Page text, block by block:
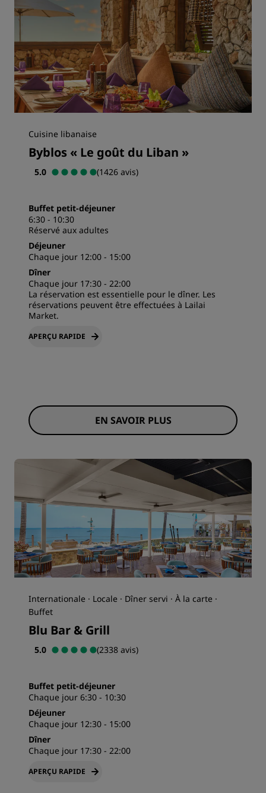
Cuisine libanaise
Byblos « Le goût du Liban »
5.0 (1426 avis)
Buffet petit-déjeuner
6:30 - 10:30
Réservé aux adultes
Déjeuner
Chaque jour 12:00 - 15:00
Dîner
Chaque jour 17:30 - 22:00
La réservation est essentielle pour le dîner. Les
réservations peuvent être effectuées à Lailai
Market.
APERÇU RAPIDE
EN SAVOIR PLUS
Internationale · Locale · Dîner servi · À la carte ·
Buffet
Blu Bar & Grill
5.0 (2338 avis)
Buffet petit-déjeuner
Chaque jour 6:30 - 10:30
Déjeuner
Chaque jour 12:30 - 15:00
Dîner
Chaque jour 17:30 - 22:00
APERÇU RAPIDE